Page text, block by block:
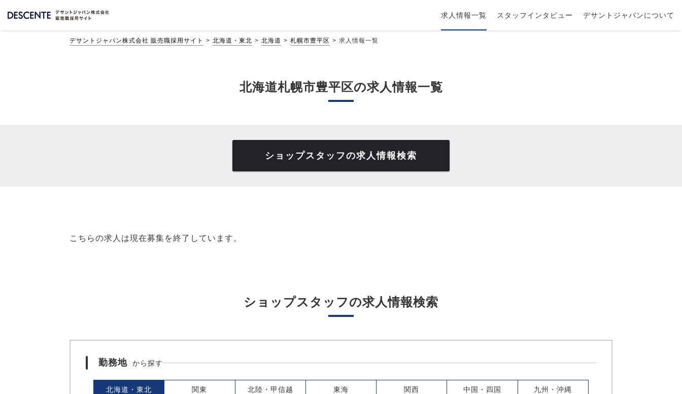
求人情報一覧 スタッフインタビュー デサントジャパンについて
デサントジャパン株式会社 販売職採用サイト 北海道・東北 北海道 札幌市豊平区 求人情報一覧
北海道札幌市豊平区の求人情報一覧
ショップスタッフの求人情報検索
こちらの求人は現在募集を終了しています。
ショップスタッフの求人情報検索
勤務地 から探す
北海道・東北 関東 北陸・甲信越 東海 関西 中国・四国 九州・沖縄